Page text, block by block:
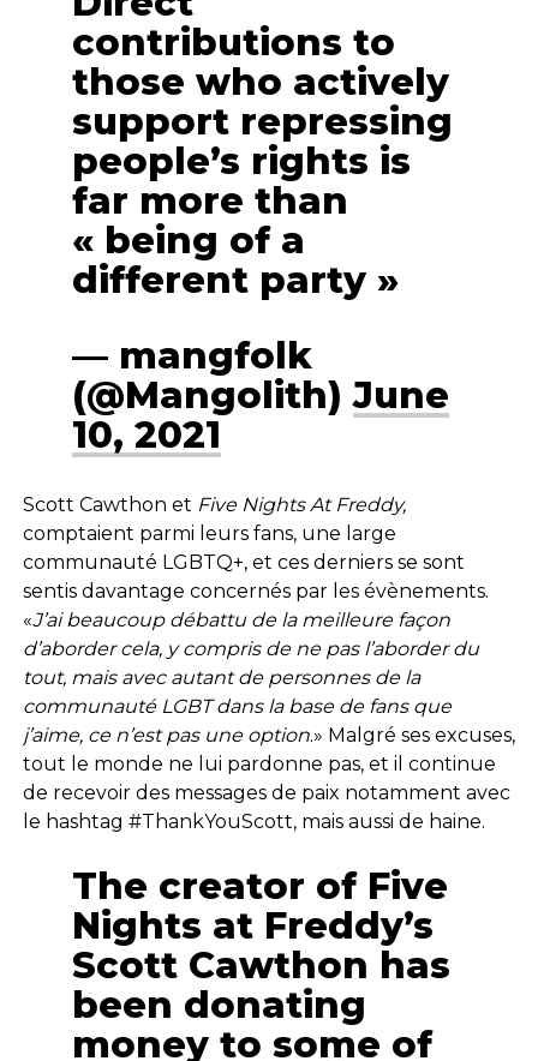
contributions to
those who actively
support repressing
people’s rights is
far more than
« being of a
different party »
— mangfolk
(@Mangolith)June
10, 2021
Scott Cawthon et Five Nights At Freddy,
comptaient parmi leurs fans, une large
communauté LGBTQ+, et ces derniers se sont
sentis davantage concernés par les évènements.
«J’ai beaucoup débattu de la meilleure façon
d’aborder cela, y compris de ne pas l’aborder du
tout, mais avec autant de personnes de la
communauté LGBT dans la base de fans que
j’aime, ce n’est pas une option.» Malgré ses excuses,
tout le monde ne lui pardonne pas, et il continue
de recevoir des messages de paix notamment avec
le hashtag #ThankYouScott, mais aussi de haine.
The creator of Five
Nights at Freddy’s
Scott Cawthon has
been donating
money to some of